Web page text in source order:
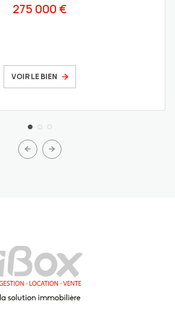
275 000 €
VOIR LE BIEN